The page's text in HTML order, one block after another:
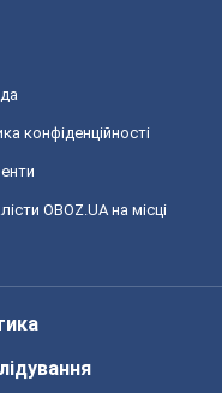
конфіденційності
OBOZ.UA на місці